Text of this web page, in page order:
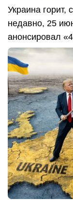
Украина горит,
недавно, 25
анонсировал